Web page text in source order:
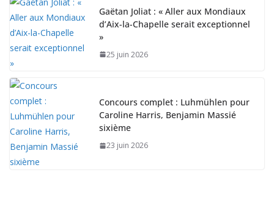
Gaëtan Joliat : « Aller aux Mondiaux
d’Aix-la-Chapelle serait exceptionnel
»
25 juin 2026
Concours complet : Luhmühlen pour
Caroline Harris, Benjamin Massié
sixième
23 juin 2026